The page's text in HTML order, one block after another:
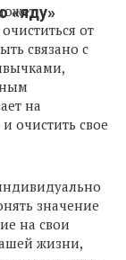
«яду»
от
связано с
на
очистить свое
значение
на свои
жизни,